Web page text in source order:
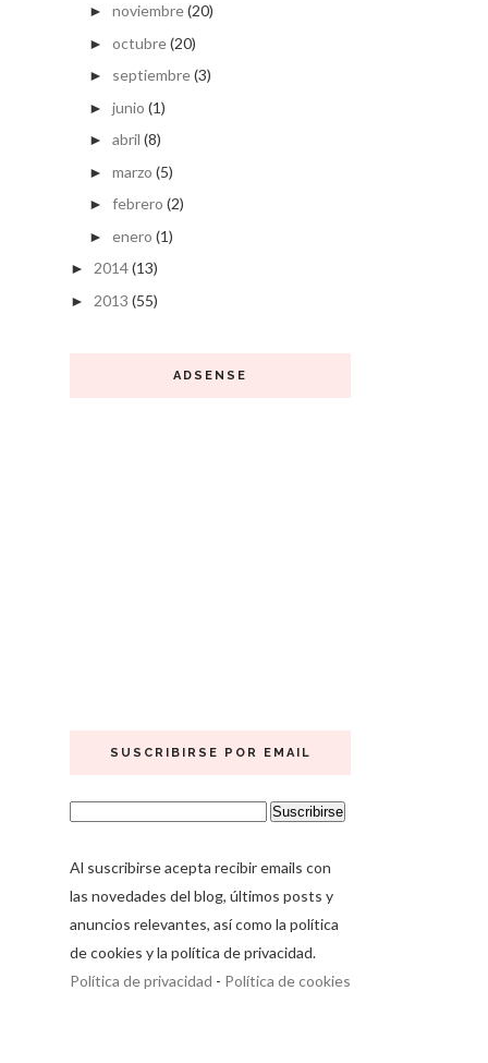
► noviembre(20)
► octubre(20)
► septiembre(3)
► junio (1)
► abril (8)
► marzo (5)
► febrero (2)
► enero (1)
► 2014(13)
► 2013 (55)
ADSENSE
SUSCRIBIRSE POR EMAIL
Al suscribirse acepta recibir emails con
las novedades del blog, últimos posts y
anuncios relevantes, así como la política
de cookies y la política de privacidad.
Política de privacidad - Política de cookies